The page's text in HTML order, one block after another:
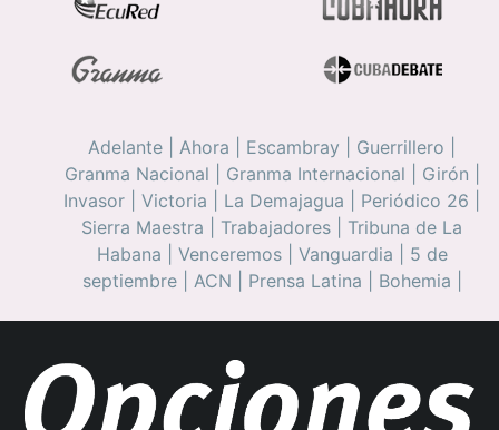
Adelante Ahora Escambray Guerrillero
Granma Nacional
Granma Internacional Girón
Invasor
Victoria La Demajagua Periódico 26
Sierra Maestra
Trabajadores
Tribuna de La
Habana
Venceremos| Vanguardia
5 de
septiembre| ACN Prensa Latina Bohemia